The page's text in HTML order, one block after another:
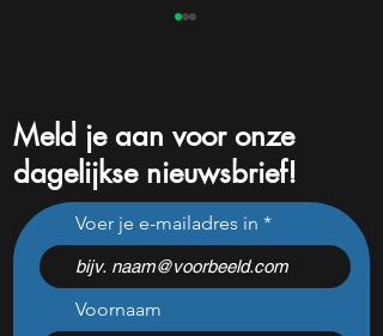
2 goedkope aandelen: $70
miljard herstelplan en
zeldzame korting
Meld je aan voor onze
dagelijkse nieuwsbrief!
Voer je e-mailadres in
Voornaam